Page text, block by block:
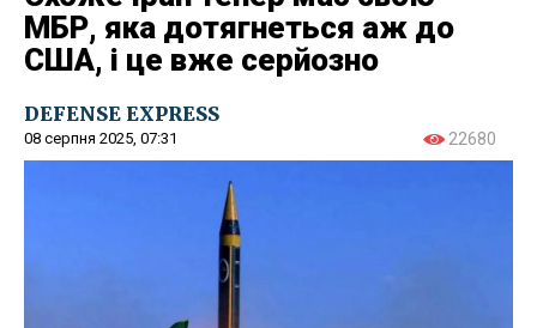
МБР, яка дотягнеться аж до
США, і це вже серйозно
DEFENSE EXPRESS
08 серпня 2025, 07:31 22680